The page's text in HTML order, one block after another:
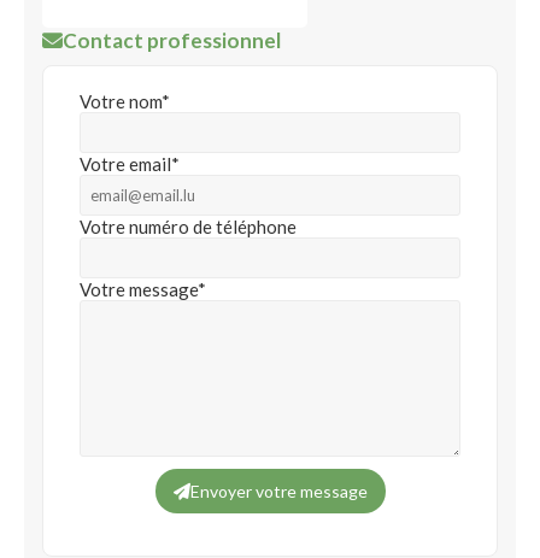
Contact professionnel
Votre nom*
Votre email*
Votre numéro de téléphone
Votre message*
Envoyer votre message